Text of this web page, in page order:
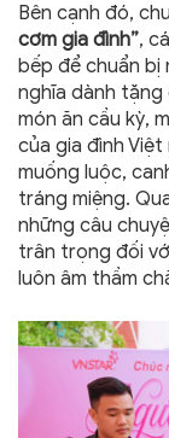
Bên cạnh đó,
cơm gia đình”,
bếp để chuẩn bị
nghĩa dành tặng
món ăn cầu kỳ,
của gia đình
muống luộc,
tráng miệng.
những câu
trân trọng đối
luôn âm thầm